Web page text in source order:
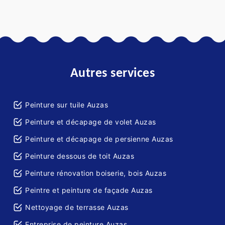
Autres services
Peinture sur tuile Auzas
Peinture et décapage de volet Auzas
Peinture et décapage de persienne Auzas
Peinture dessous de toit Auzas
Peinture rénovation boiserie, bois Auzas
Peintre et peinture de façade Auzas
Nettoyage de terrasse Auzas